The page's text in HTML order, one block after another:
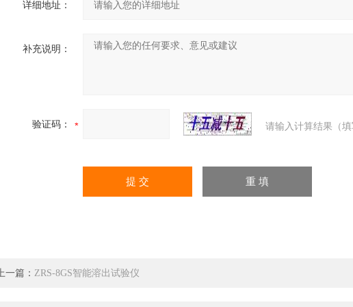
详细地址：
补充说明：
验证码： 请输入计算结果（
上一篇： ZRS-8GS智能溶出试验仪